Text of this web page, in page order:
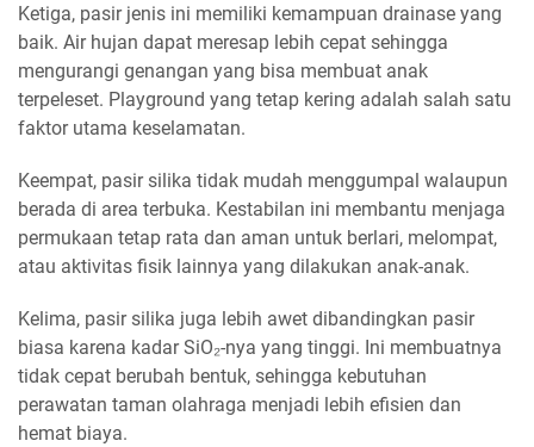
Ketiga, pasir jenis ini memiliki kemampuan drainase yang
baik. Air hujan dapat meresap lebih cepat sehingga
mengurangi genangan yang bisa membuat anak
terpeleset. Playground yang tetap kering adalah salah satu
faktor utama keselamatan.
Keempat, pasir silika tidak mudah menggumpal walaupun
berada di area terbuka. Kestabilan ini membantu menjaga
permukaan tetap rata dan aman untuk berlari, melompat,
atau aktivitas fisik lainnya yang dilakukan anak-anak.
Kelima, pasir silika juga lebih awet dibandingkan pasir
biasa karena kadar SiO₂-nya yang tinggi. Ini membuatnya
tidak cepat berubah bentuk, sehingga kebutuhan
perawatan taman olahraga menjadi lebih efisien dan
hemat biaya.